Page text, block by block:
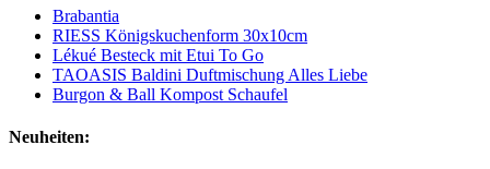
Brabantia
RIESS Königskuchenform 30x10cm
Lékué Besteck mit Etui To Go
TAOASIS Baldini Duftmischung Alles Liebe
Burgon & Ball Kompost Schaufel
Neuheiten: